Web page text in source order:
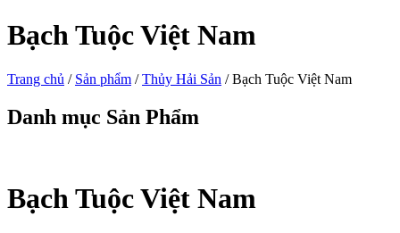
Bạch Tuộc Việt Nam
Trang chủ / Sản phẩm /Thủy Hải Sản / Bạch Tuộc Việt Nam
Danh mục Sản Phẩm
Bạch Tuộc Việt Nam